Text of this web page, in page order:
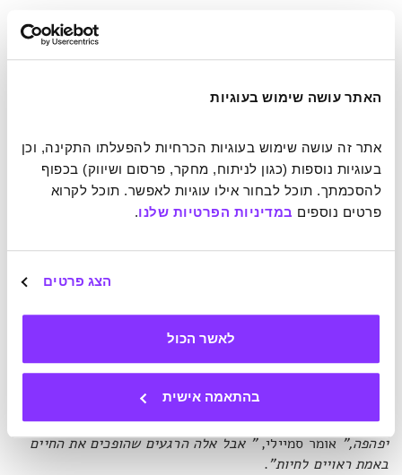
האתר עושה שימוש בעוגיות
פרטים נוספים במדיניות הפרטיות שלנו.
הצג פרטים
לאשר הכול
בהתאמה אישית
"אין קיצורי דרך בחיים" – הוא משפט כזה עלול להישמע
קלישאתי ולהזכיר הטפה אימהית –"הנקודה שלי היא שאין
אתם רוצים לגלות את מהות חייכם"
מרה שהוכתבה לבני האדם. ראשית, כפי שציין, קיצור דרך
לעתים מוריד מהיוקרה של ההישג, ודווקא העבודה הקשה היא
המתגמלת ביותר.
עצמה, קשה ככל שתהיה."אנו חיים בחברה שבה אנו כל כך
מרותקים להשגת נקודות ציון עד שאנו מחמיצים את הרגעים".
אבל הזיכרונות הנעימים ביותר הם דווקא מהלילות הלבנים
בלימודים קדחתניים עם החברים; טקס החופה הוא יום חג, אבל
הטיולים או הארוחות המשותפות הם שבונים את הקשר והופכים
אותו למצליח; התפקיד החדש וההעלאה במשכורת הם דבר
לשמוח בו, אבל ההצלחה בפרויקטים שהובילו לקידום היא
שתעלה חיוך על הפנים כשנביט לאחור."נקודות ציון הן דבר
יפהפה,"אומר סמיילי," אבל אלה הרגעים שהופכים את החיים
באמת ראויים לחיות".